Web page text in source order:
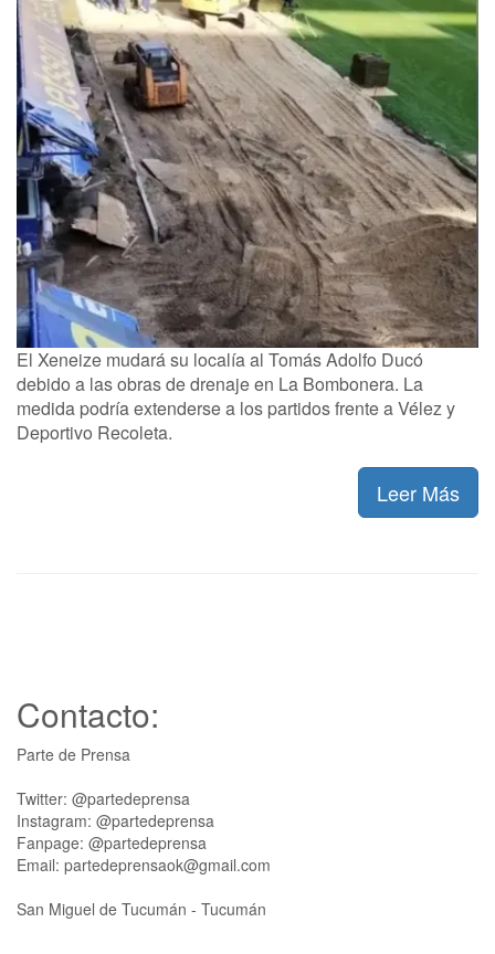
El Xeneize mudará su localía al Tomás Adolfo Ducó
debido a las obras de drenaje en La Bombonera. La
medida podría extenderse a los partidos frente a Vélez y
Deportivo Recoleta.
Leer Más
Contacto:
Parte de Prensa
Twitter: @partedeprensa
Instagram: @partedeprensa
Fanpage: @partedeprensa
Email: partedeprensaok@gmail.com
San Miguel de Tucumán - Tucumán